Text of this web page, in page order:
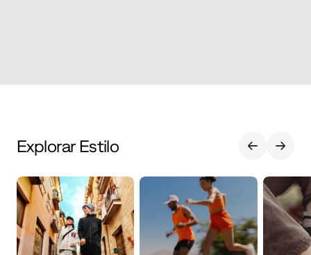
Explorar Estilo